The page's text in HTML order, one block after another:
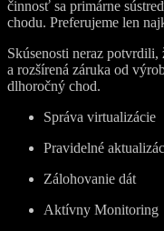
činnosť sa primárne
chodu. Preferujeme len
Skúsenosti neraz
a rozšírená záruka od
dlhoročný chod.
Správa virtualizácie
Pravidelné
Zálohovanie dát
Aktívny Monitoring